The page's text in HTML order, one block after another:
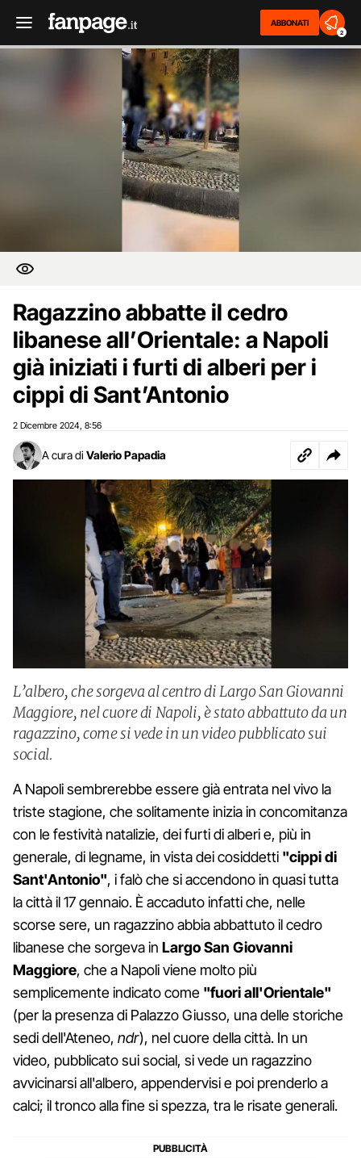
ABBONATI
2
Ragazzino abbatte il cedro
libanese all’Orientale: a Napoli
già iniziati i furti di alberi per i
cippi di Sant’Antonio
2 Dicembre 2024 8:56
A cura di Valerio Papadia
L’albero, che sorgeva al centro di Largo San Giovanni
Maggiore, nel cuore di Napoli, è stato abbattuto da un
ragazzino, come si vede in un video pubblicato sui
social.
A Napoli sembrerebbe essere già entrata nel vivo la
triste stagione, che solitamente inizia in concomitanza
con le festività natalizie, dei furti di alberi e, più in
generale, di legname, in vista dei cosiddetti "cippi di
Sant'Antonio", i falò che si accendono in quasi tutta
la città il 17 gennaio. È accaduto infatti che, nelle
scorse sere, un ragazzino abbia abbattuto il cedro
libanese che sorgeva in Largo San Giovanni
Maggiore, che a Napoli viene molto più
semplicemente indicato come "fuori all'Orientale"
(per la presenza di Palazzo Giusso, una delle storiche
sedi dell'Ateneo, ndr), nel cuore della città. In un
video, pubblicato sui social, si vede un ragazzino
avvicinarsi all'albero, appendervisi e poi prenderlo a
calci; il tronco alla fine si spezza, tra le risate generali.